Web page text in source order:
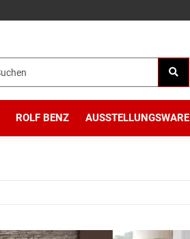
ROLF BENZ AUSSTELLUNGSWARE